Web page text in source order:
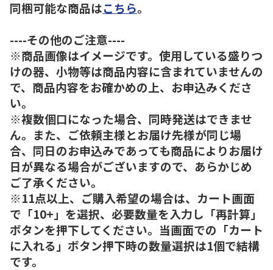
同梱可能な商品はこちら。
----その他のご注意----
※商品画像はイメージです。使用している盛りつ
けの器、小物等は商品内容に含まれていませんの
で、商品内容をお確かめの上、お申込みくださ
い。
※複数個口になった場合、同時発送はできませ
ん。また、ご依頼主様とお届け先様が同じ場
合、同日のお申込みであっても商品によりお届け
日が異なる場合がございますので、あらかじめ
ご了承ください。
※11点以上、ご購入希望の場合は、カート画面
で「10+」を選択、必要数量を入力し「再計算」
ボタンを押下してください。当画面での「カート
に入れる」ボタン押下時の数量選択は1個で結構
です。